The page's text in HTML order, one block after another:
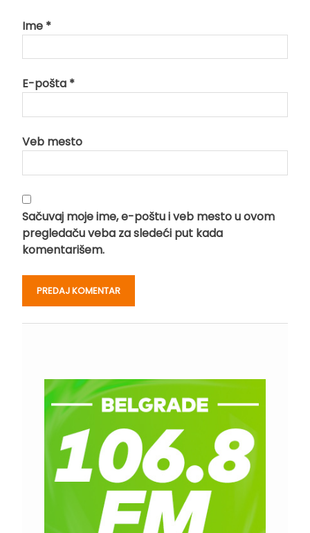
Ime *
E-pošta *
Veb mesto
Sačuvaj moje ime, e-poštu i veb mesto u ovom
pregledaču veba za sledeći put kada
komentarišem.